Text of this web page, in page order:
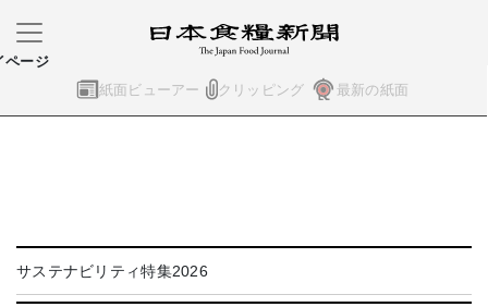
紙面ビューアー クリッピング 最新の紙面
ページ
サステナビリティ特集2026